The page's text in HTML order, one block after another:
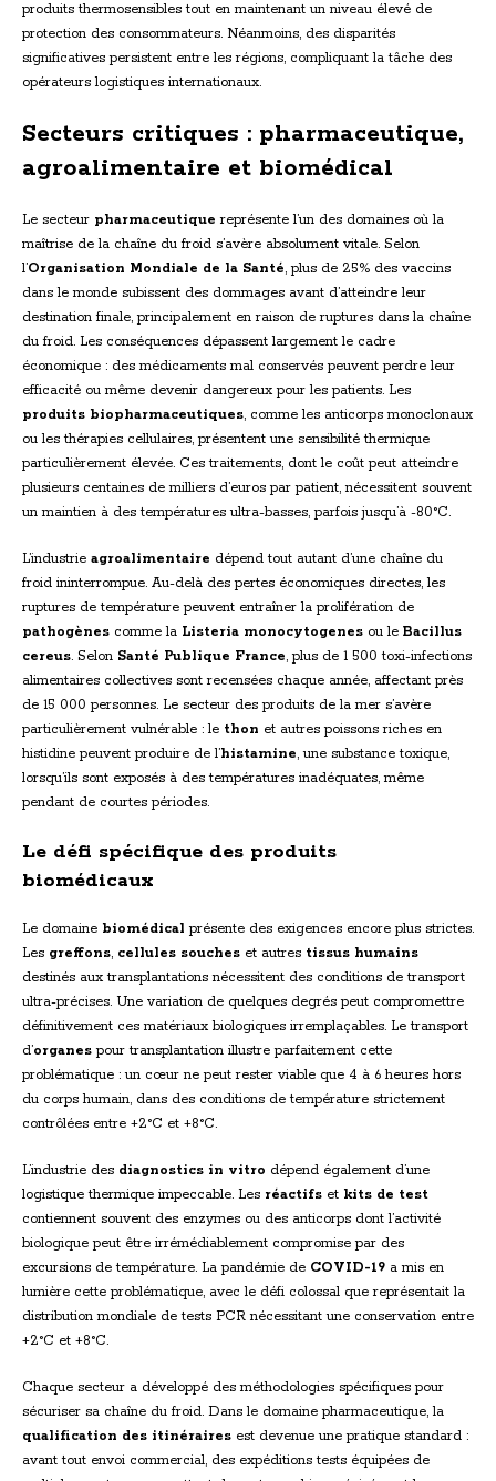
produits thermosensibles tout en maintenant un niveau élevé de
protection des consommateurs. Néanmoins, des disparités
significatives persistent entre les régions, compliquant la tâche des
opérateurs logistiques internationaux.
Secteurs critiques : pharmaceutique,
agroalimentaire et biomédical
Le secteur pharmaceutique représente l’un des domaines où la
maîtrise de la chaîne du froid s’avère absolument vitale. Selon
l’Organisation Mondiale de la Santé, plus de 25% des vaccins
dans le monde subissent des dommages avant d’atteindre leur
destination finale, principalement en raison de ruptures dans la chaîne
du froid. Les conséquences dépassent largement le cadre
économique : des médicaments mal conservés peuvent perdre leur
efficacité ou même devenir dangereux pour les patients. Les
produits biopharmaceutiques, comme les anticorps monoclonaux
ou les thérapies cellulaires, présentent une sensibilité thermique
particulièrement élevée. Ces traitements, dont le coût peut atteindre
plusieurs centaines de milliers d’euros par patient, nécessitent souvent
un maintien à des températures ultra-basses, parfois jusqu’à -80°C.
L’industrie agroalimentaire dépend tout autant d’une chaîne du
froid ininterrompue. Au-delà des pertes économiques directes, les
ruptures de température peuvent entraîner la prolifération de
pathogènes comme la Listeria monocytogenes ou le Bacillus
cereus. Selon Santé Publique France, plus de 1 500 toxi-infections
alimentaires collectives sont recensées chaque année, affectant près
de 15 000 personnes. Le secteur des produits de la mer s’avère
particulièrement vulnérable : le thon et autres poissons riches en
histidine peuvent produire de l’histamine, une substance toxique,
lorsqu’ils sont exposés à des températures inadéquates, même
pendant de courtes périodes.
Le défi spécifique des produits
biomédicaux
Le domaine biomédical présente des exigences encore plus strictes.
Les greffons, cellules souches et autres tissus humains
destinés aux transplantations nécessitent des conditions de transport
ultra-précises. Une variation de quelques degrés peut compromettre
définitivement ces matériaux biologiques irremplaçables. Le transport
d’organes pour transplantation illustre parfaitement cette
problématique : un cœur ne peut rester viable que 4 à 6 heures hors
du corps humain, dans des conditions de température strictement
contrôlées entre +2°C et +8°C.
L’industrie des diagnostics in vitro dépend également d’une
logistique thermique impeccable. Les réactifs et kits de test
contiennent souvent des enzymes ou des anticorps dont l’activité
biologique peut être irrémédiablement compromise par des
excursions de température. La pandémie de COVID-19 a mis en
lumière cette problématique, avec le défi colossal que représentait la
distribution mondiale de tests PCR nécessitant une conservation entre
+2°C et +8°C.
Chaque secteur a développé des méthodologies spécifiques pour
sécuriser sa chaîne du froid. Dans le domaine pharmaceutique, la
qualification des itinéraires est devenue une pratique standard :
avant tout envoi commercial, des expéditions tests équipées de